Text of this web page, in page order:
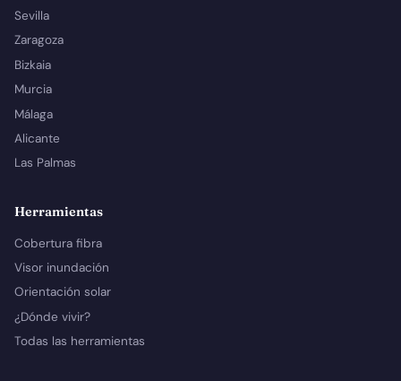
Sevilla
Zaragoza
Bizkaia
Murcia
Málaga
Alicante
Las Palmas
Herramientas
Cobertura fibra
Visor inundación
Orientación solar
¿Dónde vivir?
Todas las herramientas